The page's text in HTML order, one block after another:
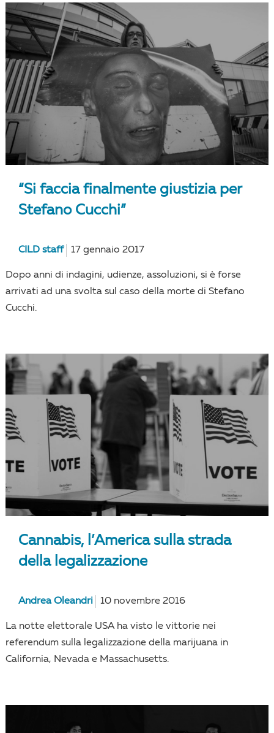
“Si faccia finalmente giustizia per
Stefano Cucchi”
CILD staff 17 gennaio 2017
Dopo anni di indagini, udienze, assoluzioni, si è forse
arrivati ad una svolta sul caso della morte di Stefano
Cucchi.
Cannabis, l’America sulla strada
della legalizzazione
Andrea Oleandri 10 novembre 2016
La notte elettorale USA ha visto le vittorie nei
referendum sulla legalizzazione della marijuana in
California, Nevada e Massachusetts.